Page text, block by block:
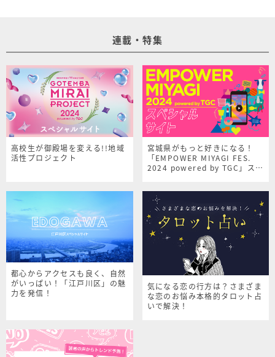
連載・特集
高校生が御殿場を変える!!地域
活性プロジェクト
宮城県がもっと好きになる！
「EMPOWER MIYAGI FES.
2024 powered by TGC」スペ
都心からアクセスも良く、自然
がいっぱい！「江戸川区」の魅
力を発信！
気になる恋の行方は？さまざま
な恋のお悩み本格的タロット占
いで解決！